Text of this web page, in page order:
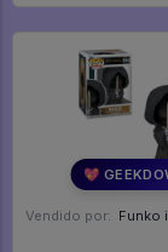
💖
Vendido por: Funko